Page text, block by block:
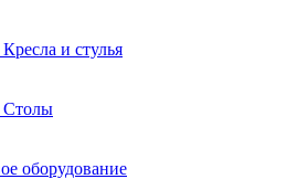
Кресла и стулья
Столы
оборудование